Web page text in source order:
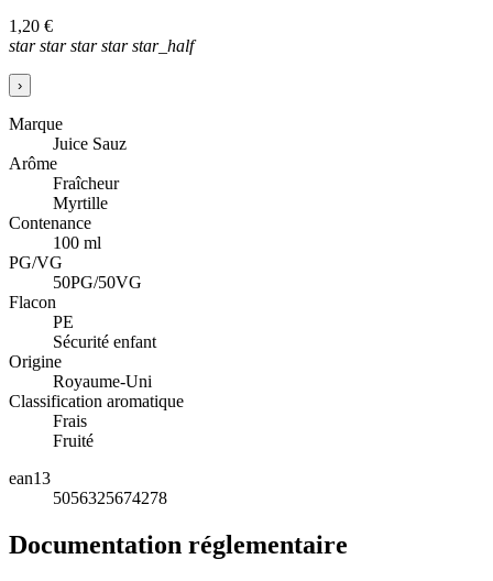
1,20 €
starstarstarstarstar_half
›
Marque
Juice Sauz
Arôme
Fraîcheur
Myrtille
Contenance
100 ml
PG/VG
50PG/50VG
Flacon
PE
Sécurité enfant
Origine
Royaume-Uni
Classification aromatique
Frais
Fruité
ean13
5056325674278
Documentation réglementaire